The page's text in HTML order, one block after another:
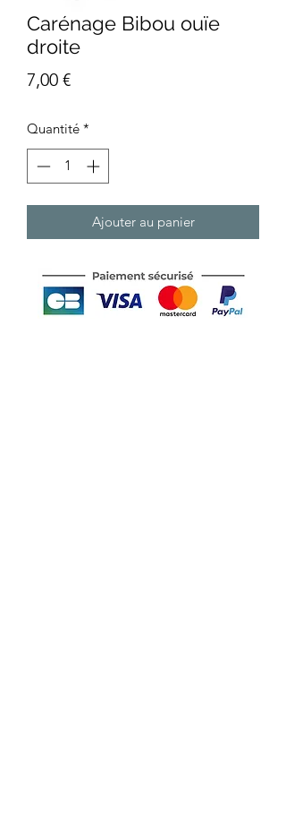
Carénage Bibou ouïe
droite
7,00 €Prix
Quantité *
Ajouter au panier